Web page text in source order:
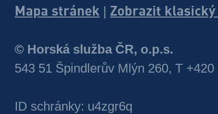
Mapa stránek
Zobrazit
© Horská služba ČR, o.p.s.
543 51 Špindlerův Mlýn 260, T +420
ID schránky: u4zgr6q